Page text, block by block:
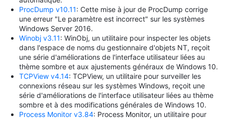
ProcDump v10.11: Cette mise à jour de ProcDump corrige
une erreur "Le paramètre est incorrect" sur les systèmes
Windows Server 2016.
Winobj v3.11: WinObj, un utilitaire pour inspecter les objets
dans l'espace de noms du gestionnaire d'objets NT, reçoit
une série d'améliorations de l'interface utilisateur liées au
thème sombre et aux ajustements généraux de Windows 10.
TCPView v4.14: TCPView, un utilitaire pour surveiller les
connexions réseau sur les systèmes Windows, reçoit une
série d'améliorations de l'interface utilisateur liées au thème
sombre et à des modifications générales de Windows 10.
Process Monitor v3.84: Process Monitor, un utilitaire pour